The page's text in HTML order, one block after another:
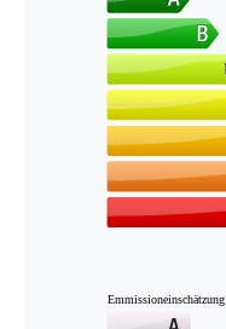
Emmissioneinschätzung